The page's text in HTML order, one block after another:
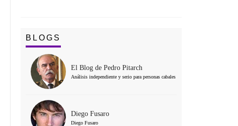
BLOGS
El Blog de Pedro Pitarch
Análisis independiente y serio para personas cabales
Diego Fusaro
Diego Fusaro